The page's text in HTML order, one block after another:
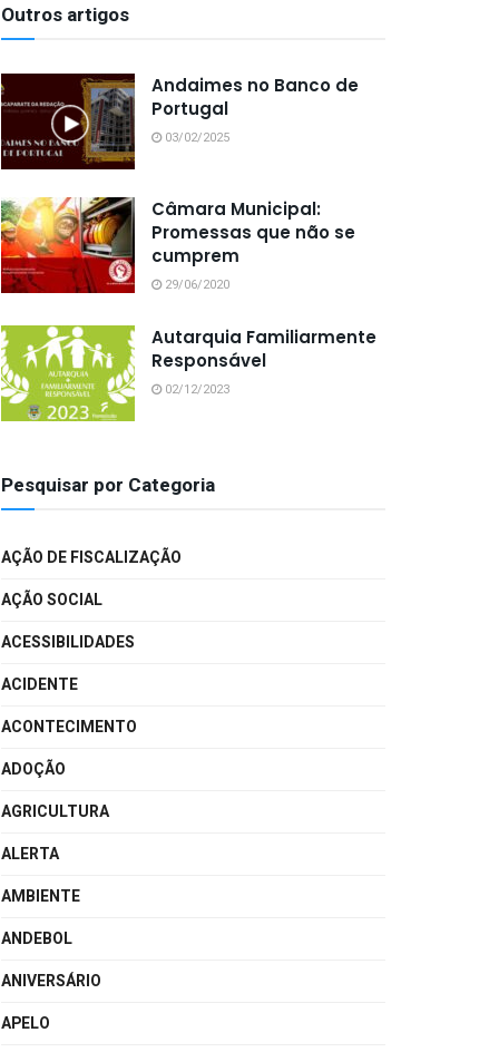
Outros artigos
Andaimes no Banco de
Portugal
03/02/2025
Câmara Municipal:
Promessas que não se
cumprem
29/06/2020
Autarquia Familiarmente
Responsável
02/12/2023
Pesquisar por Categoria
AÇÃO DE FISCALIZAÇÃO
AÇÃO SOCIAL
ACESSIBILIDADES
ACIDENTE
ACONTECIMENTO
ADOÇÃO
AGRICULTURA
ALERTA
AMBIENTE
ANDEBOL
ANIVERSÁRIO
APELO